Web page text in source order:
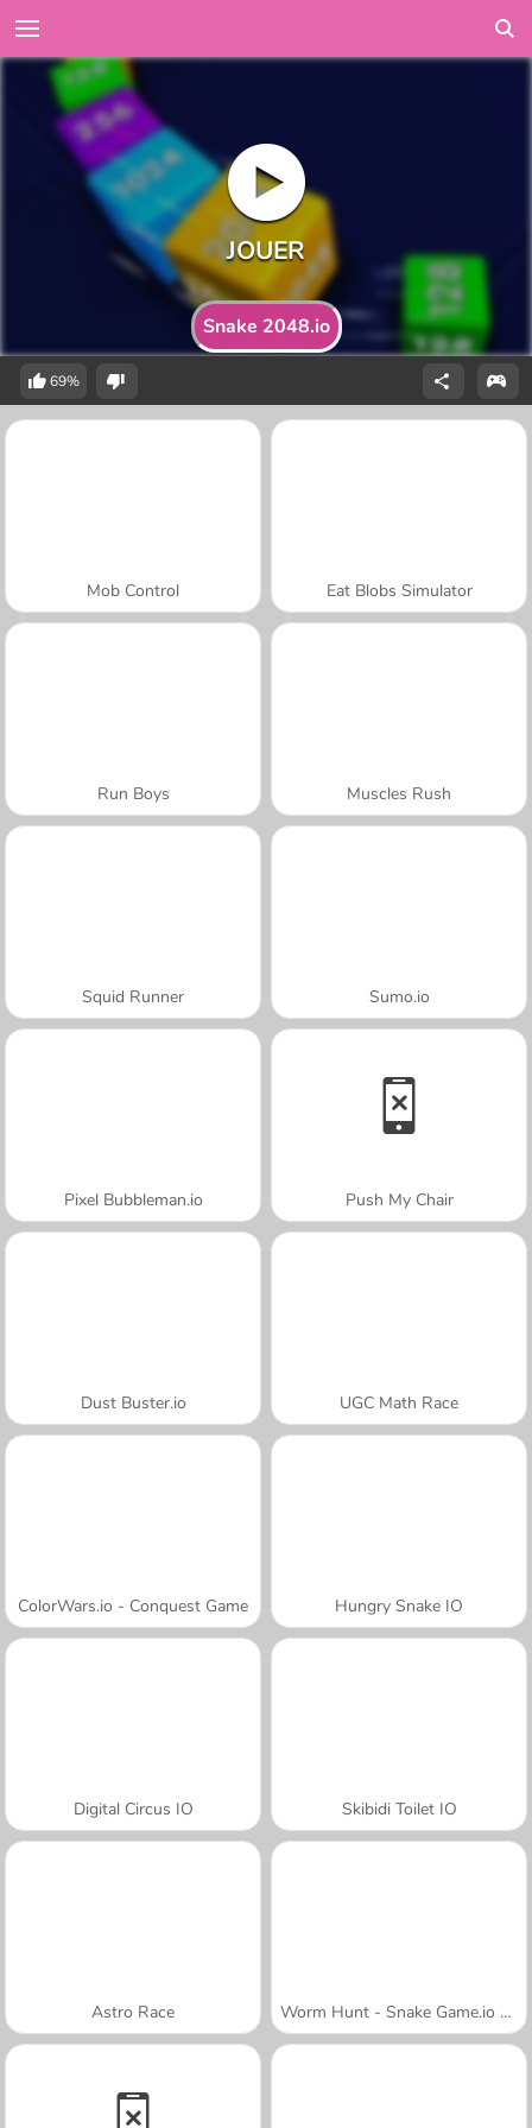
Snake 2048.io
69%
Mob Control Eat Blobs Simulator
Run Boys Muscles Rush
Squid Runner Sumo.io
Pixel Bubbleman.io Push My Chair
Dust Buster.io UGC Math Race
ColorWars.io - Conquest Game Hungry Snake IO
Digital Circus IO Skibidi Toilet IO
Astro Race Worm Hunt - Snake Game.io Zone